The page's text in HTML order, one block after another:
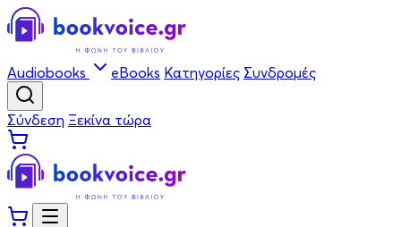
Audiobooks eBooks Κατηγορίες Συνδρομές
Σύνδεση Ξεκίνα τώρα